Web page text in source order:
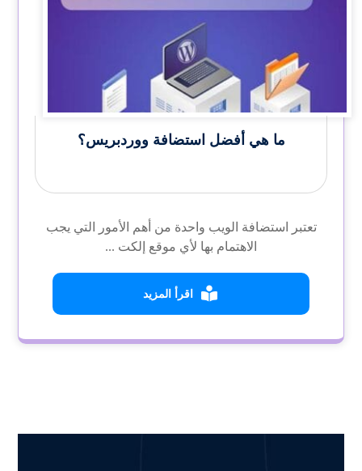
ما هي أفضل استضافة ووردبريس؟
تعتبر استضافة الويب واحدة من أهم الأمور التي يجب
الاهتمام بها لأي موقع إلكت ...
اقرأ المزيد